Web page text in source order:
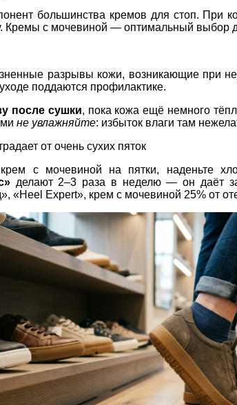
большинства кремов для стоп. При
Кремы с мочевиной — оптимальный выбор
разрывы кожи, возникающие при
поддаются профилактике.
после сушки, пока кожа ещё немного
не увлажняйте: избыток влаги там
от очень сухих пяток
с мочевиной на пятки, наденьте
делают 2–3 раза в неделю — он даёт
«Heel Expert», крем с мочевиной 25% от